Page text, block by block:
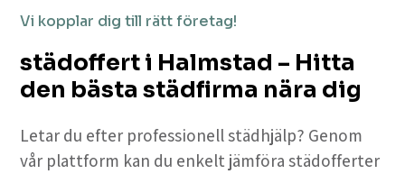
Vi kopplar dig till rätt företag!
städoffert i Halmstad – Hitta
den bästa städfirma nära dig
Letar du efter professionell städhjälp? Genom
vår plattform kan du enkelt jämföra städofferter